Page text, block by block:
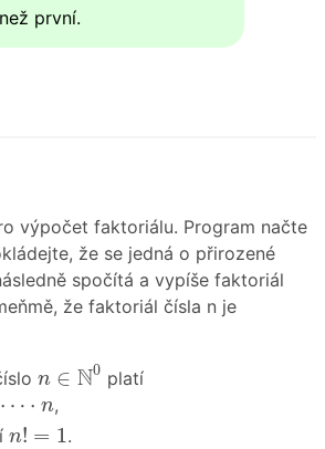
než první.
výpočet faktoriálu. Program načte
že se jedná o přirozené
spočítá a vypíše faktoriál
že faktoriál čísla n je
n ∈ N0
N0 platí
⋯ ⋅ n,
n! = 1
n!
.